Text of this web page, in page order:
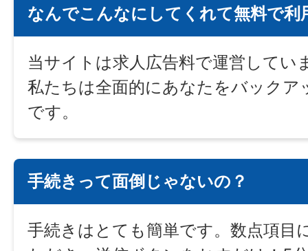
なんでこんなにしてくれて無料で利
当サイトは求人広告料で運営してい
私たちは全面的にあなたをバックア
です。
手続きって面倒じゃないの？
手続きはとても簡単です。数点項目